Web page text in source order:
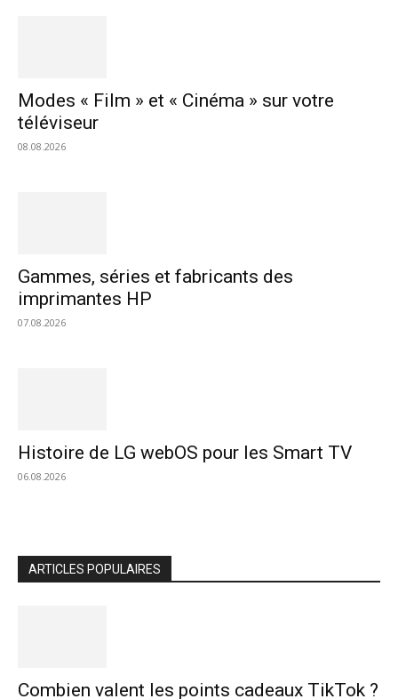
Modes « Film » et « Cinéma » sur votre
téléviseur
08.08.2026
Gammes, séries et fabricants des
imprimantes HP
07.08.2026
Histoire de LG webOS pour les Smart TV
06.08.2026
ARTICLES POPULAIRES
Combien valent les points cadeaux TikTok ?